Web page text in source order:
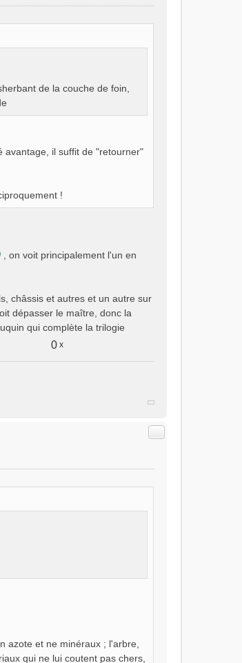
de la couche de foin,
avantage, il suffit de "retourner"
!
, on voit principalement l'un en
châssis et autres et un autre sur
dépasser le maître, donc la
qui complète la trilogie
0 x
Citer
azote et ne minéraux ; l'arbre,
qui ne lui coutent pas chers,